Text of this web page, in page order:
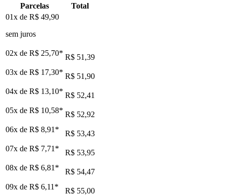
Parcelas
Total
01x de R$ 49,90
sem juros
02x de R$ 25,70* R$ 51,39
03x de R$ 17,30* R$ 51,90
04x de R$ 13,10* R$ 52,41
05x de R$ 10,58* R$ 52,92
06x de R$ 8,91 *
R$ 53,43
07x de R$ 7,71 *
R$ 53,95
08x de R$ 6,81 *
R$ 54,47
09x de R$ 6,11 *
R$ 55,00